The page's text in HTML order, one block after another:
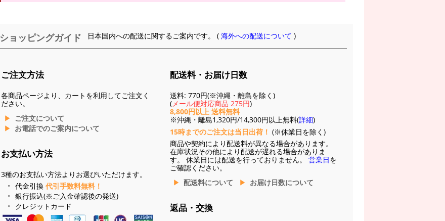
ショッピングガイド 日本国内への配送に関するご案内です。 (海外への配送について )
ご注文方法
各商品ページより、カートを利用してご注文く
ださい。
ご注文について
お電話でのご案内について
お支払い方法
3種のお支払い方法よりお選びいただけます。
代金引換 代引手数料無料！
銀行振込(※ご入金確認後の発送)
クレジットカード
配送料・お届け日数
送料: 770円(※沖縄・離島を除く)
(メール便対応商品 275円)
8,800円以上 送料無料
※沖縄・離島1,320円/14,300円以上無料(詳細)
15時までのご注文は当日出荷！ (※休業日を除く)
商品や契約により配送料が異なる場合があります。
在庫状況その他により配送が遅れる場合がありま
す。 休業日には配送を行っておりません。 営業日を
ご確認ください。
配送料について
お届け日数について
返品・交換